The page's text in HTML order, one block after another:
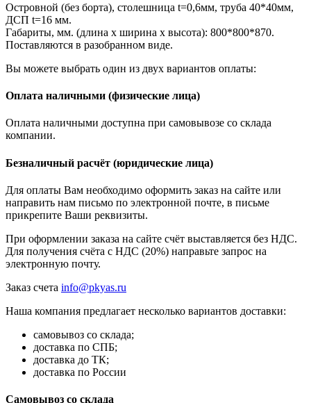
Островной (без борта), столешница t=0,6мм, труба 40*40мм,
ДСП t=16 мм.
Габариты, мм. (длина х ширина х высота): 800*800*870.
Поставляются в разобранном виде.
Вы можете выбрать один из двух вариантов оплаты:
Оплата наличными (физические лица)
Оплата наличными доступна при самовывозе со склада
компании.
Безналичный расчёт (юридические лица)
Для оплаты Вам необходимо оформить заказ на сайте или
направить нам письмо по электронной почте, в письме
прикрепите Ваши реквизиты.
При оформлении заказа на сайте счёт выставляется без НДС.
Для получения счёта с НДС (20%) направьте запрос на
электронную почту.
Заказ счета info@pkyas.ru
Наша компания предлагает несколько вариантов доставки:
самовывоз со склада;
доставка по СПБ;
доставка до ТК;
доставка по России
Самовывоз со склада